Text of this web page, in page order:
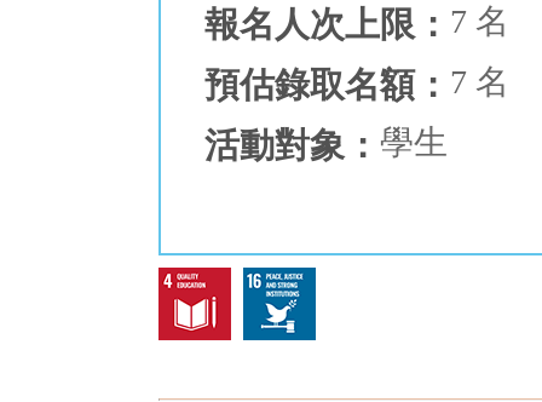
報名人次上限： 7 名
預估錄取名額： 7 名
活動對象： 學生